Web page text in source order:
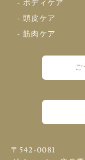
- ボディケア
- 頭皮ケア
- 筋肉ケア
〒542-0081